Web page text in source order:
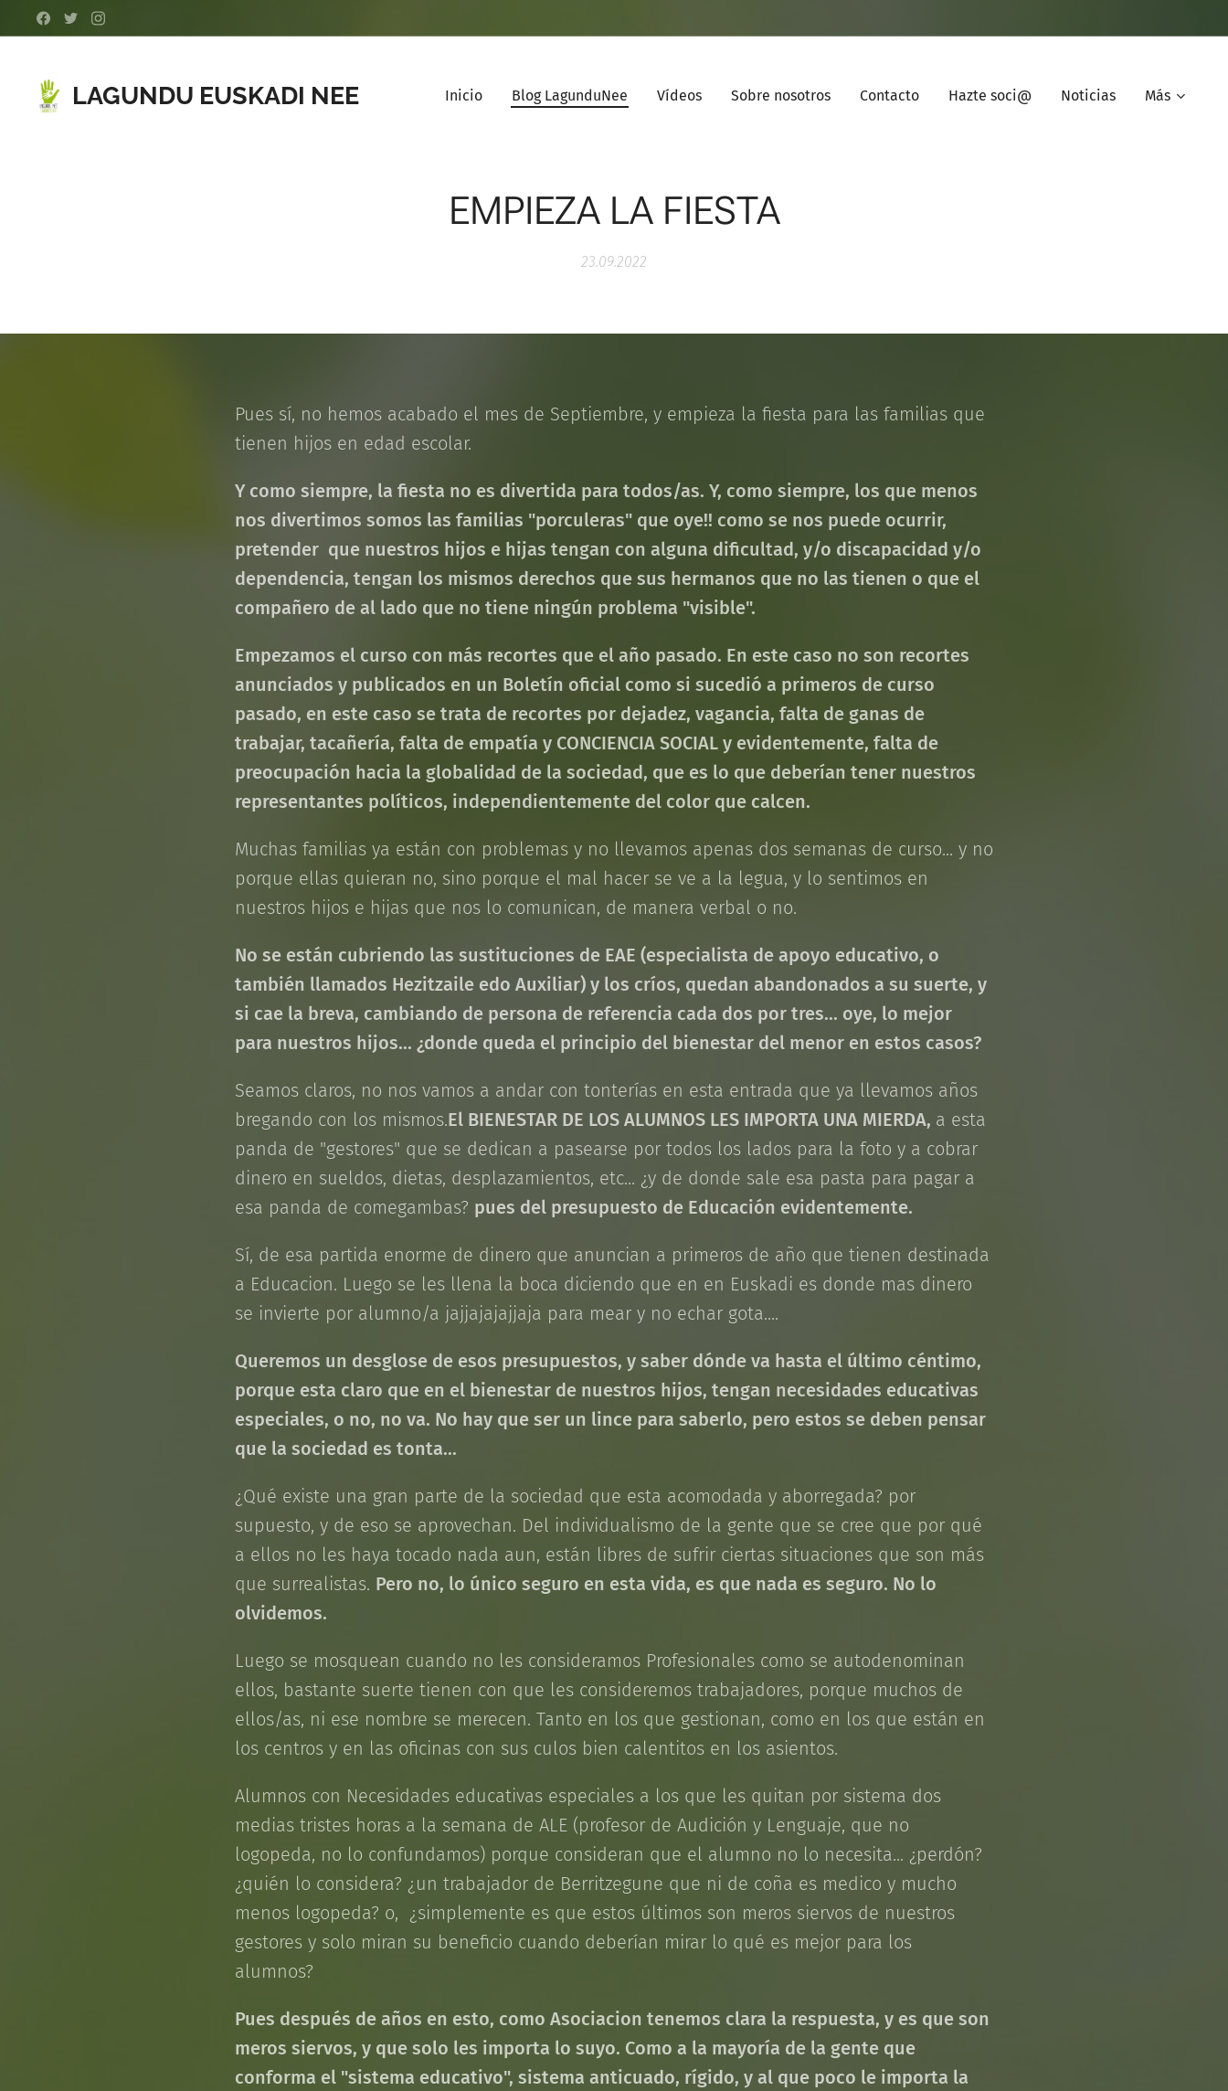
LAGUNDU EUSKADI NEE Inicio Blog LagunduNee Vídeos Sobre nosotros Contacto Hazte soci@ Noticias Más
EMPIEZA LA FIESTA
23.09.2022
Pues sí, no hemos acabado el mes de Septiembre, y empieza la fiesta para las familias que
tienen hijos en edad escolar.
Y como siempre, la fiesta no es divertida para todos/as. Y, como siempre, los que menos
nos divertimos somos las familias "porculeras" que oye!! como se nos puede ocurrir,
pretender que nuestros hijos e hijas tengan con alguna dificultad, y/o discapacidad y/o
dependencia, tengan los mismos derechos que sus hermanos que no las tienen o que el
compañero de al lado que no tiene ningún problema "visible".
Empezamos el curso con más recortes que el año pasado. En este caso no son recortes
anunciados y publicados en un Boletín oficial como si sucedió a primeros de curso
pasado, en este caso se trata de recortes por dejadez, vagancia, falta de ganas de
trabajar, tacañería, falta de empatía y CONCIENCIA SOCIAL y evidentemente, falta de
preocupación hacia la globalidad de la sociedad, que es lo que deberían tener nuestros
representantes políticos, independientemente del color que calcen.
Muchas familias ya están con problemas y no llevamos apenas dos semanas de curso... y no
porque ellas quieran no, sino porque el mal hacer se ve a la legua, y lo sentimos en
nuestros hijos e hijas que nos lo comunican, de manera verbal o no.
No se están cubriendo las sustituciones de EAE (especialista de apoyo educativo, o
también llamados Hezitzaile edo Auxiliar) y los críos, quedan abandonados a su suerte, y
si cae la breva, cambiando de persona de referencia cada dos por tres... oye, lo mejor
para nuestros hijos... ¿donde queda el principio del bienestar del menor en estos casos?
Seamos claros, no nos vamos a andar con tonterías en esta entrada que ya llevamos años
bregando con los mismos.El BIENESTAR DE LOS ALUMNOS LES IMPORTA UNA MIERDA, a esta
panda de "gestores" que se dedican a pasearse por todos los lados para la foto y a cobrar
dinero en sueldos, dietas, desplazamientos, etc... ¿y de donde sale esa pasta para pagar a
esa panda de comegambas? pues del presupuesto de Educación evidentemente.
Sí, de esa partida enorme de dinero que anuncian a primeros de año que tienen destinada
a Educacion. Luego se les llena la boca diciendo que en en Euskadi es donde mas dinero
se invierte por alumno/a jajjajajajjaja para mear y no echar gota....
Queremos un desglose de esos presupuestos, y saber dónde va hasta el último céntimo,
porque esta claro que en el bienestar de nuestros hijos, tengan necesidades educativas
especiales, o no, no va. No hay que ser un lince para saberlo, pero estos se deben pensar
que la sociedad es tonta...
¿Qué existe una gran parte de la sociedad que esta acomodada y aborregada? por
supuesto, y de eso se aprovechan. Del individualismo de la gente que se cree que por qué
a ellos no les haya tocado nada aun, están libres de sufrir ciertas situaciones que son más
que surrealistas. Pero no, lo único seguro en esta vida, es que nada es seguro. No lo
olvidemos.
Luego se mosquean cuando no les consideramos Profesionales como se autodenominan
ellos, bastante suerte tienen con que les consideremos trabajadores, porque muchos de
ellos/as, ni ese nombre se merecen. Tanto en los que gestionan, como en los que están en
los centros y en las oficinas con sus culos bien calentitos en los asientos.
Alumnos con Necesidades educativas especiales a los que les quitan por sistema dos
medias tristes horas a la semana de ALE (profesor de Audición y Lenguaje, que no
logopeda, no lo confundamos) porque consideran que el alumno no lo necesita... ¿perdón?
¿quién lo considera? ¿un trabajador de Berritzegune que ni de coña es medico y mucho
menos logopeda? o, ¿simplemente es que estos últimos son meros siervos de nuestros
gestores y solo miran su beneficio cuando deberían mirar lo qué es mejor para los
alumnos?
Pues después de años en esto, como Asociacion tenemos clara la respuesta, y es que son
meros siervos, y que solo les importa lo suyo. Como a la mayoría de la gente que
conforma el "sistema educativo", sistema anticuado, rígido, y al que poco le importa la